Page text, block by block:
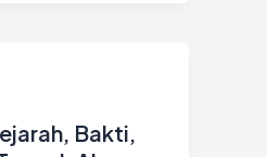
Bakti,